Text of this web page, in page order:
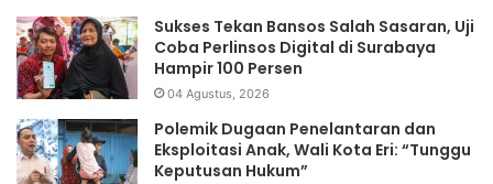
Sukses Tekan Bansos Salah Sasaran, Uji
Coba Perlinsos Digital di Surabaya
Hampir 100 Persen
04 Agustus, 2026
Polemik Dugaan Penelantaran dan
Eksploitasi Anak, Wali Kota Eri: “Tunggu
Keputusan Hukum”